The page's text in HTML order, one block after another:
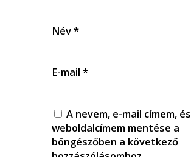
Név*
E-mail *
A nevem, e-mail címem, és
weboldalcímem mentése a
böngészőben a következő